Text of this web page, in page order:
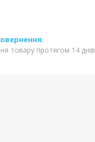
товару протягом 14 днів